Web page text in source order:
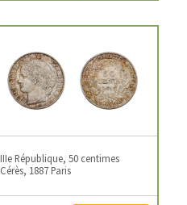
IIIe République, 50 centimes
Cérès, 1887 Paris